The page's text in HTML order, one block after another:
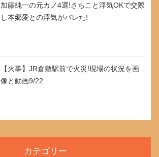
加藤純一の元カノ4選!さちこと浮気OKで交際
し本郷愛との浮気がバレた!
【火事】JR倉敷駅前で火災!現場の状況を画
像と動画9/22
カテゴリー